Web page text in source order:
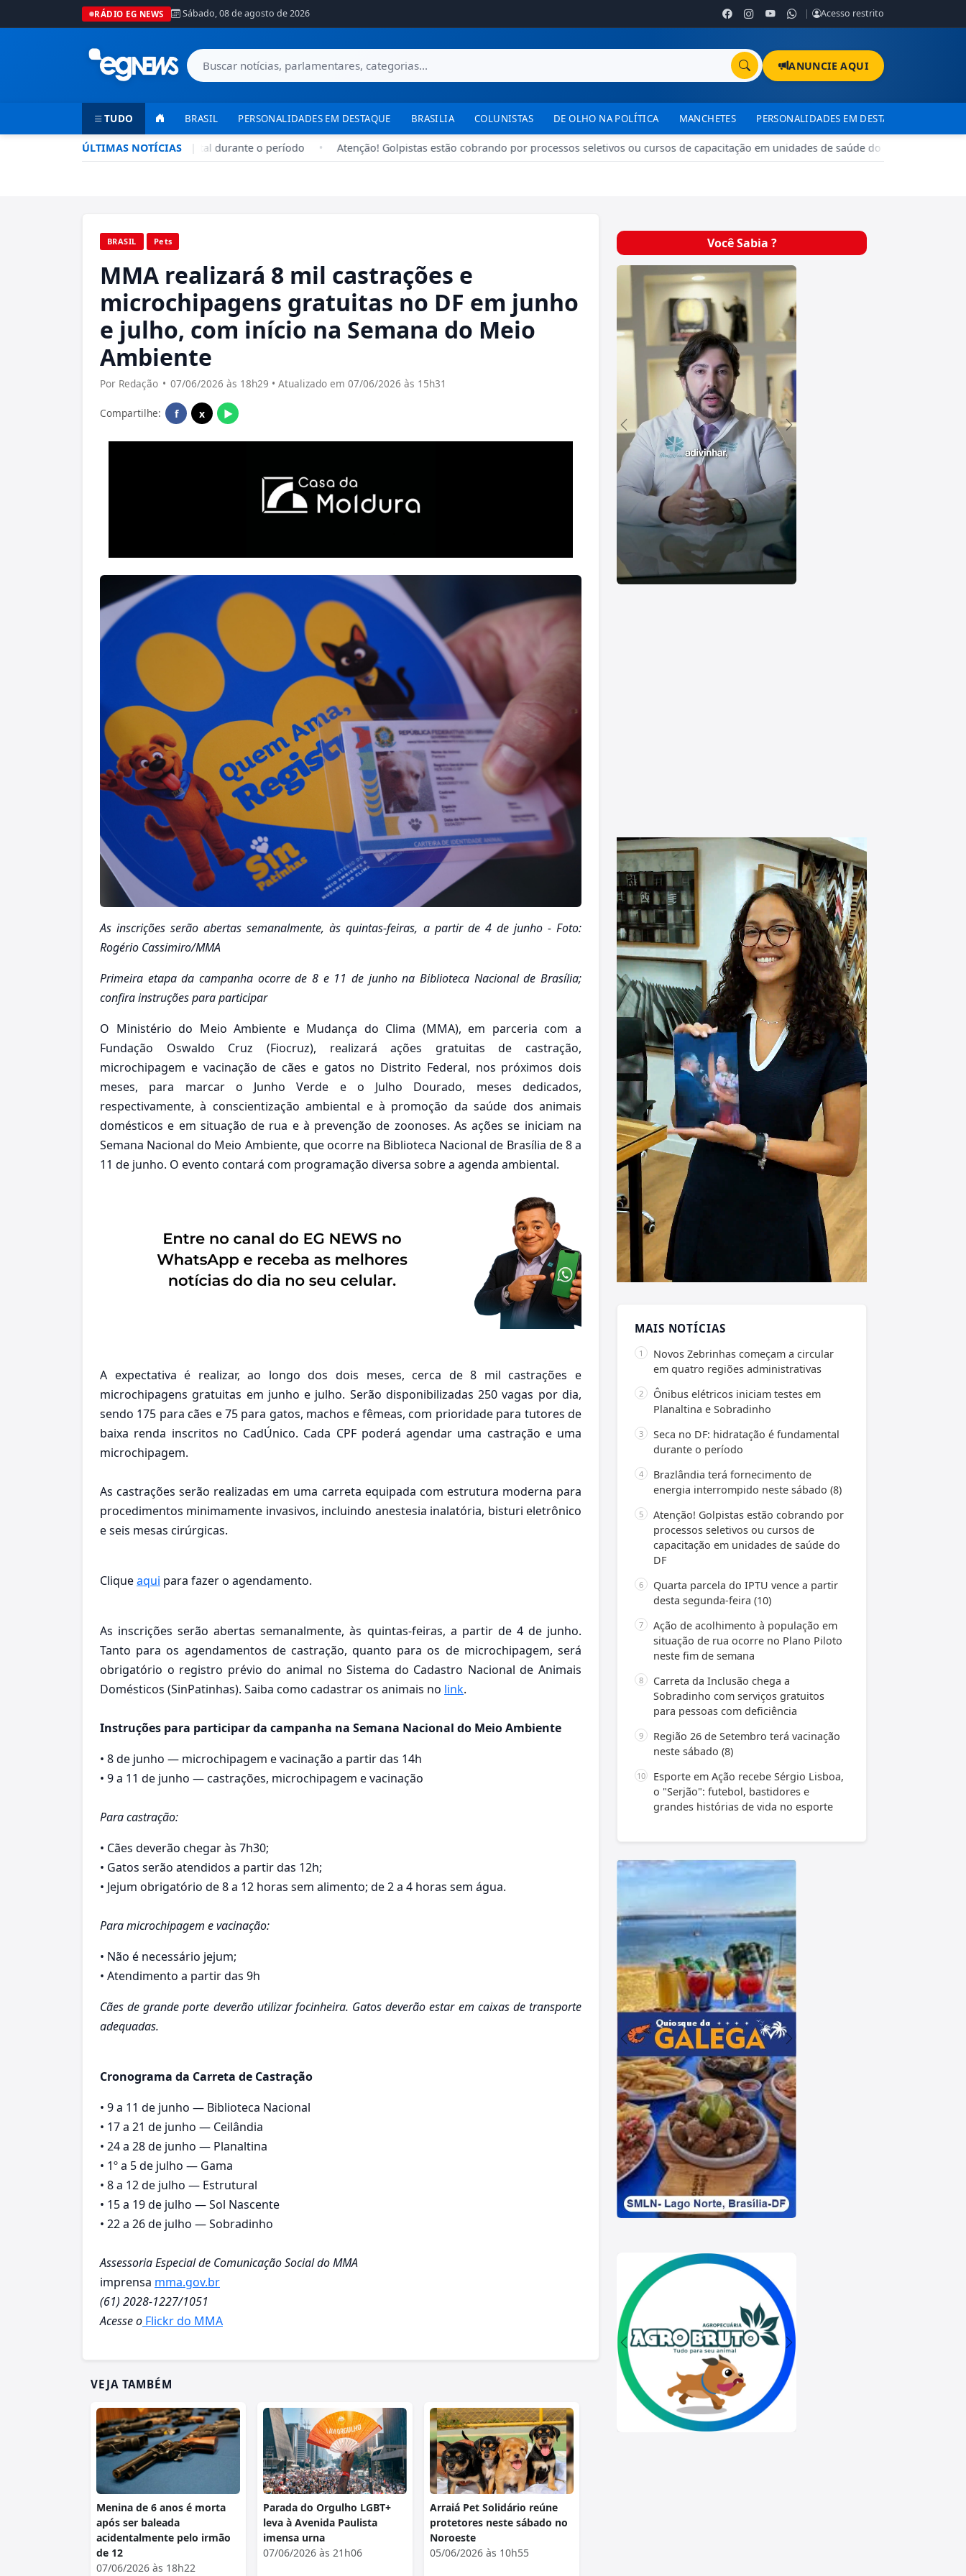
RÁDIO EG NEWS Sábado, 08 de agosto de 2026 | Acesso restrito
ANUNCIE AQUI
TUDO BRASIL PERSONALIDADES EM DESTAQUE BRASILIA COLUNISTAS DE OLHO NA POLÍTICA MANCHETES PERSONALIDADES EM DESTAQUE
ÚLTIMAS NOTÍCIAS |
Seca no DF: hidratação é fundamental durante o período • Atenção! Golpistas estão cobrando por processos seletivos ou cursos de capacitação em unidades de saúde do DF
BRASIL Pets
MMA realizará 8 mil castrações e
microchipagens gratuitas no DF em junho
e julho, com início na Semana do Meio
Ambiente
Por Redação • 07/06/2026 às 18h29 • Atualizado em 07/06/2026 às 15h31
Compartilhe: f x ▶
As inscrições serão abertas semanalmente, às quintas-feiras, a partir de 4 de junho - Foto:
Rogério Cassimiro/MMA
Primeira etapa da campanha ocorre de 8 e 11 de junho na Biblioteca Nacional de Brasília;
confira instruções para participar
O Ministério do Meio Ambiente e Mudança do Clima (MMA), em parceria com a
Fundação Oswaldo Cruz (Fiocruz), realizará ações gratuitas de castração,
microchipagem e vacinação de cães e gatos no Distrito Federal, nos próximos dois
meses, para marcar o Junho Verde e o Julho Dourado, meses dedicados,
respectivamente, à conscientização ambiental e à promoção da saúde dos animais
domésticos e em situação de rua e à prevenção de zoonoses. As ações se iniciam na
Semana Nacional do Meio Ambiente, que ocorre na Biblioteca Nacional de Brasília de 8 a
11 de junho. O evento contará com programação diversa sobre a agenda ambiental.
A expectativa é realizar, ao longo dos dois meses, cerca de 8 mil castrações e
microchipagens gratuitas em junho e julho. Serão disponibilizadas 250 vagas por dia,
sendo 175 para cães e 75 para gatos, machos e fêmeas, com prioridade para tutores de
baixa renda inscritos no CadÚnico. Cada CPF poderá agendar uma castração e uma
microchipagem.
As castrações serão realizadas em uma carreta equipada com estrutura moderna para
procedimentos minimamente invasivos, incluindo anestesia inalatória, bisturi eletrônico
e seis mesas cirúrgicas.
Cliqueaqui para fazer o agendamento.
As inscrições serão abertas semanalmente, às quintas-feiras, a partir de 4 de junho.
Tanto para os agendamentos de castração, quanto para os de microchipagem, será
obrigatório o registro prévio do animal no Sistema do Cadastro Nacional de Animais
Domésticos (SinPatinhas). Saiba como cadastrar os animais no link.
Instruções para participar da campanha na Semana Nacional do Meio Ambiente
•⁠ ⁠8 de junho — microchipagem e vacinação a partir das 14h
•⁠ ⁠9 a 11 de junho — castrações, microchipagem e vacinação
Para castração:
•⁠ ⁠Cães deverão chegar às 7h30;
•⁠ ⁠Gatos serão atendidos a partir das 12h;
•⁠ ⁠Jejum obrigatório de 8 a 12 horas sem alimento; de 2 a 4 horas sem água.
Para microchipagem e vacinação:
•⁠ ⁠Não é necessário jejum;
•⁠ ⁠Atendimento a partir das 9h
Cães de grande porte deverão utilizar focinheira. Gatos deverão estar em caixas de transporte
adequadas.
Cronograma da Carreta de Castração
•⁠ ⁠9 a 11 de junho — Biblioteca Nacional
•⁠ ⁠17 a 21 de junho — Ceilândia
•⁠ ⁠24 a 28 de junho — Planaltina
•⁠ ⁠1º a 5 de julho — Gama
•⁠ ⁠8 a 12 de julho — Estrutural
•⁠ ⁠15 a 19 de julho — Sol Nascente
•⁠ ⁠22 a 26 de julho — Sobradinho
Assessoria Especial de Comunicação Social do MMA
imprensa mma.gov.br
(61) 2028-1227/1051
Acesse o Flickr do MMA
VEJA TAMBÉM
Menina de 6 anos é morta
após ser baleada
acidentalmente pelo irmão
de 12
07/06/2026 às 18h22
Parada do Orgulho LGBT+
leva à Avenida Paulista
imensa urna
07/06/2026 às 21h06
Arraiá Pet Solidário reúne
protetores neste sábado no
Noroeste
05/06/2026 às 10h55
Você Sabia ?
MAIS NOTÍCIAS
Novos Zebrinhas começam a circular
em quatro regiões administrativas
Ônibus elétricos iniciam testes em
Planaltina e Sobradinho
Seca no DF: hidratação é fundamental
durante o período
Brazlândia terá fornecimento de
energia interrompido neste sábado (8)
Atenção! Golpistas estão cobrando por
processos seletivos ou cursos de
capacitação em unidades de saúde do
DF
Quarta parcela do IPTU vence a partir
desta segunda-feira (10)
Ação de acolhimento à população em
situação de rua ocorre no Plano Piloto
neste fim de semana
Carreta da Inclusão chega a
Sobradinho com serviços gratuitos
para pessoas com deficiência
Região 26 de Setembro terá vacinação
neste sábado (8)
Esporte em Ação recebe Sérgio Lisboa,
o "Serjão": futebol, bastidores e
grandes histórias de vida no esporte